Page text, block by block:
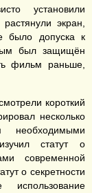
установили
экран,
было допуска к
был защищён
фильм раньше,
короткий
несколько
необходимыми
статут о
современной
о секретности